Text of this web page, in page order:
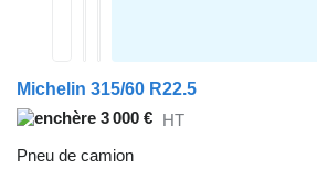
Michelin 315/60 R22.5
3 000 € HT
Pneu de camion